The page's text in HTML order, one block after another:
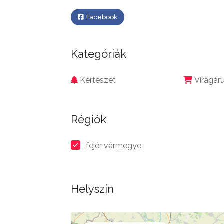
Facebook
Kategóriák
Kertészet
Régiók
fejér vármegye
Helyszín